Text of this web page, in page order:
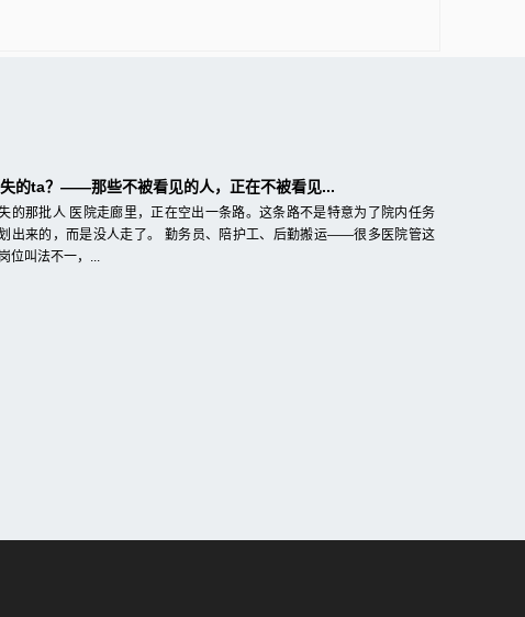
的ta？——那些不被看见的人，正在不被看见...
的那批人 医院走廊里，正在空出一条路。这条路不是特意为了院内任务
出来的，而是没人走了。 勤务员、陪护工、后勤搬运——很多医院管这
位叫法不一，...
广告